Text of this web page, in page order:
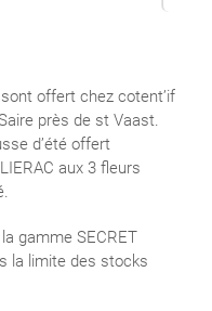
offert chez cotent’if
près de st Vaast.
d’été offert
aux 3 fleurs
gamme SECRET
la limite des stocks